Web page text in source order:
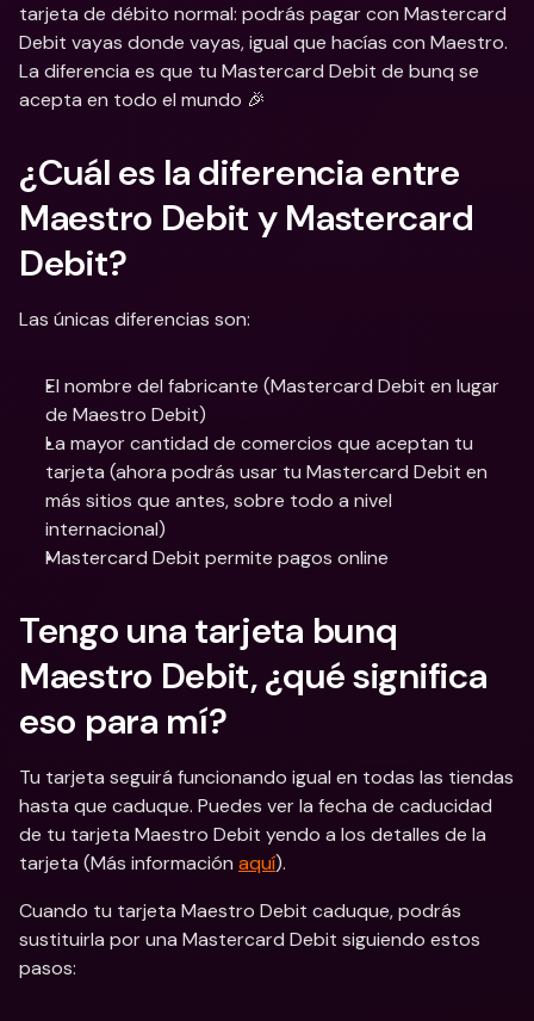
tarjeta de débito normal: podrás pagar con Mastercard
Debit vayas donde vayas, igual que hacías con Maestro.
La diferencia es que tu Mastercard Debit de bunq se
acepta en todo el mundo 🎉
¿Cuál es la diferencia entre
Maestro Debit y Mastercard
Debit?
Las únicas diferencias son:
El nombre del fabricante (Mastercard Debit en lugar
de Maestro Debit)
La mayor cantidad de comercios que aceptan tu
tarjeta (ahora podrás usar tu Mastercard Debit en
más sitios que antes, sobre todo a nivel
internacional)
Mastercard Debit permite pagos online
Tengo una tarjeta bunq
Maestro Debit, ¿qué significa
eso para mí?
Tu tarjeta seguirá funcionando igual en todas las tiendas
hasta que caduque. Puedes ver la fecha de caducidad
de tu tarjeta Maestro Debit yendo a los detalles de la
tarjeta (Más información aquí).
Cuando tu tarjeta Maestro Debit caduque, podrás
sustituirla por una Mastercard Debit siguiendo estos
pasos: